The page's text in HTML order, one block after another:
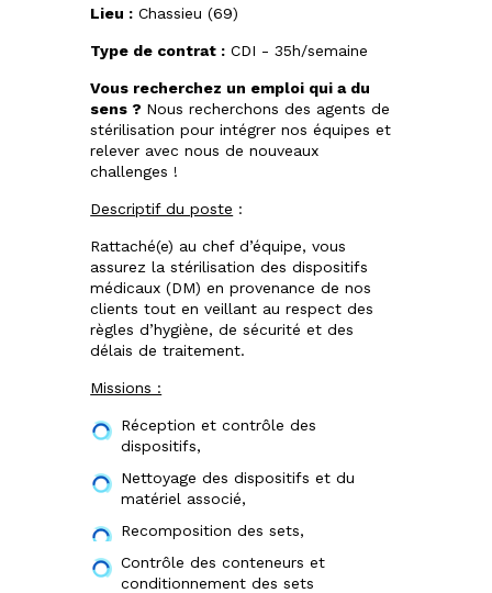
Lieu : Chassieu (69)
Type de contrat : CDI - 35h/semaine
Vous recherchez un emploi qui a du
sens ? Nous recherchons des agents de
stérilisation pour intégrer nos équipes et
relever avec nous de nouveaux
challenges !
Descriptif du poste :
Rattaché(e) au chef d’équipe, vous
assurez la stérilisation des dispositifs
médicaux (DM) en provenance de nos
clients tout en veillant au respect des
règles d’hygiène, de sécurité et des
délais de traitement.
Missions :
Réception et contrôle des
dispositifs,
Nettoyage des dispositifs et du
matériel associé,
Recomposition des sets,
Contrôle des conteneurs et
conditionnement des sets